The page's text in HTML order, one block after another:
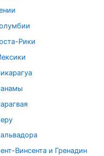
Рики
Винсента и Гренадин